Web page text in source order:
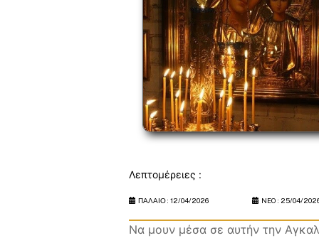
Λεπτομέρειες :
ΠΑΛΑΙΟ : 12/04/2026 NEO : 25/04/
Να μουν μέσα σε αυτήν την